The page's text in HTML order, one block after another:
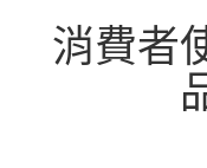
消費者